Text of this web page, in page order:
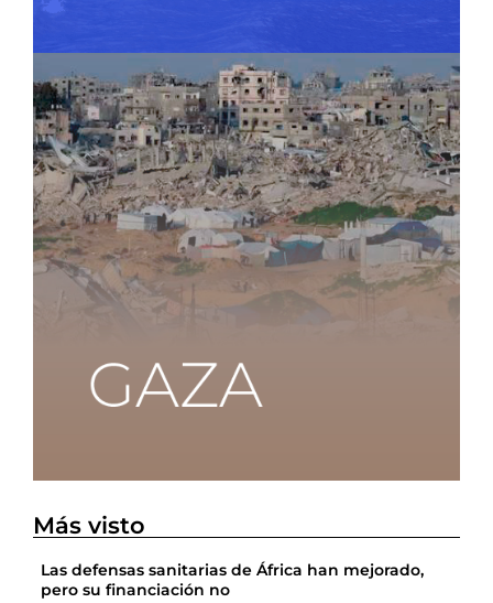
Más visto
Las defensas sanitarias de África han mejorado,
pero su financiación no